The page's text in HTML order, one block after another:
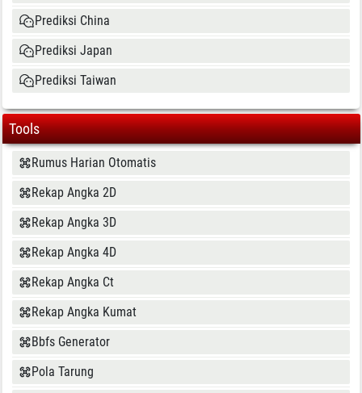
Prediksi China
Prediksi Japan
Prediksi Taiwan
Tools
Rumus Harian Otomatis
Rekap Angka 2D
Rekap Angka 3D
Rekap Angka 4D
Rekap Angka Ct
Rekap Angka Kumat
Bbfs Generator
Pola Tarung